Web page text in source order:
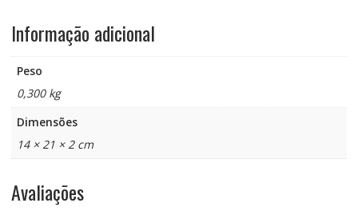
Informação adicional
Peso
0,300 kg
Dimensões
14 × 21 × 2 cm
Avaliações